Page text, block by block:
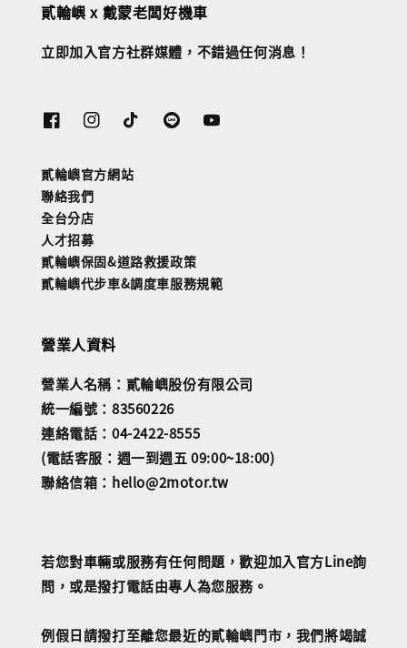
貳輪嶼 x 戴蒙老闆好機車
立即加入官方社群媒體，不錯過任何消息！
貳輪嶼官方網站
聯絡我們
全台分店
人才招募
貳輪嶼保固&道路救援政策
貳輪嶼代步車&調度車服務規範
營業人資料
營業人名稱：貳輪嶼股份有限公司
統一編號：83560226
連絡電話：04-2422-8555
(電話客服：週一到週五 09:00~18:00)
聯絡信箱：hello@2motor.tw
若您對車輛或服務有任何問題，歡迎加入官方Line詢
問，或是撥打電話由專人為您服務。
例假日請撥打至離您最近的貳輪嶼門市，我們將竭誠